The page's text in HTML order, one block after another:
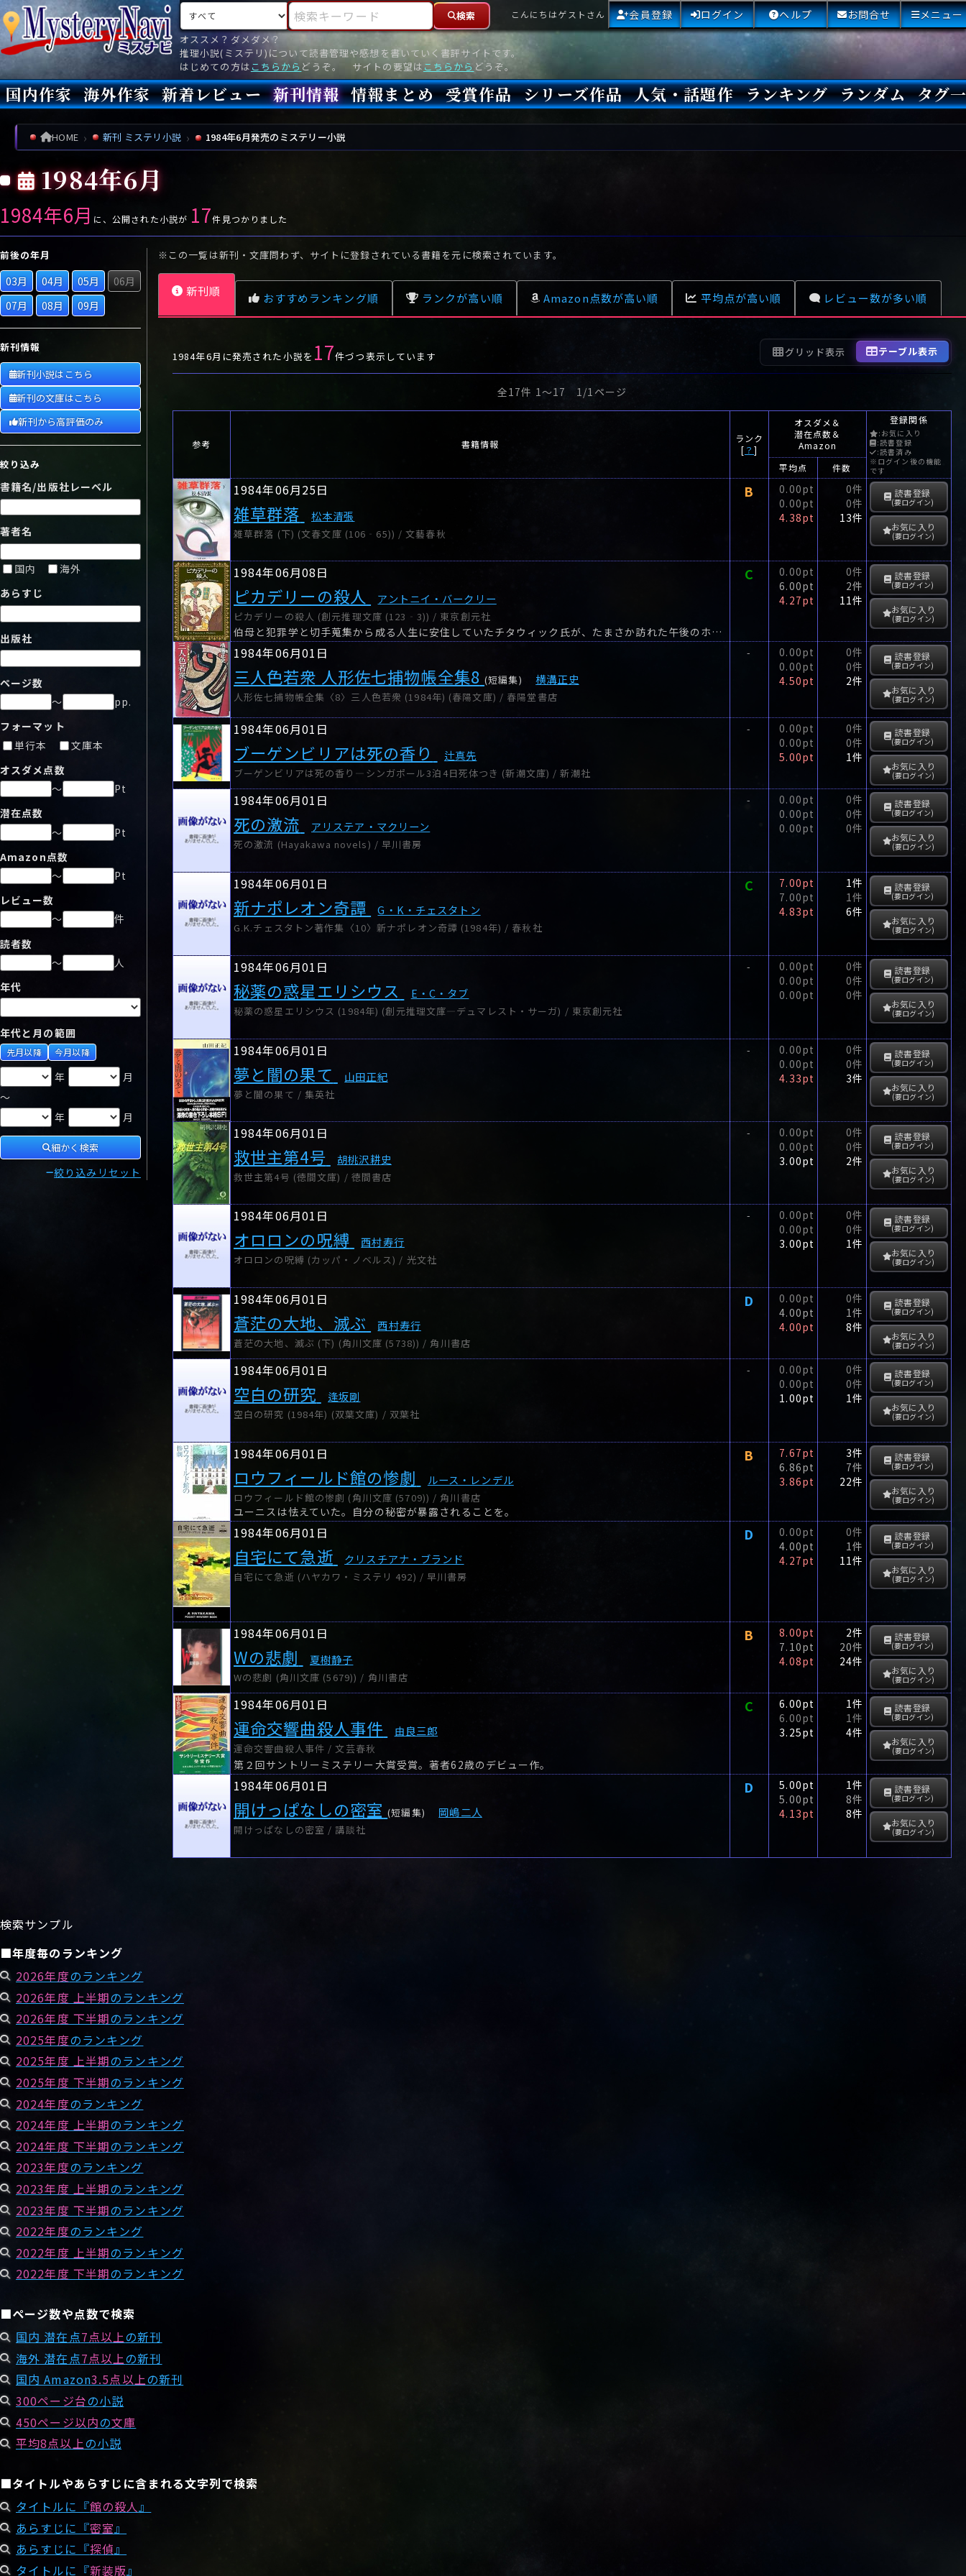
オススメ？ダメダメ？
推理小説(ミステリ)について読書管理や感想を書いていく書評サイトです。
はじめての方は こちらから どうぞ。 サイトの要望は こちらから どうぞ。
検索対象 検索キーワード
検索 こんにちはゲストさん 会員登録 ログイン ヘルプ お問合せ メニュー
国内作家
あ行 あ い う え
お
か行
か き く け
こ
さ行
さ し す せ
た行
た ち
な行
な に ぬ ね
の
は行
は ひ ふ
ま行
ま み む
も
や行
や ゆ
ら行
ろ
わ行
わ
海外作家
ア行 ア イ ウ エ
オ
カ行
カ キ ク ケ
コ
サ行
サ
ツ
ナ行
ナ ニ ヌ ネ
ノ
ハ行
ハ
マ行
マ ミ ム
モ
ヤ行
ヤ
リ ル レ
ロ
ワ行
ワ
新着レビュー 新刊情報
新刊情報
文庫新刊
新刊高評価
今月(8月)発売
先月(7月)発売
先々月(6月)発売
情報まとめ
『本格ミステリベスト』2026年版
『本格ミステリベスト』(海外)
『このミステリーがすごい!』2026年版
『このミステリーがすごい!』(海外)
『ミステリが読みたい!』2026年版
『ミステリが読みたい!』(海外)
『週刊文春ミステリーベスト10』2025年版
『週刊文春ミステリーベスト10』(海外)
本格ミステリ・エターナル300
本格ミステリ・ディケイド300
本格ミステリ・クロニクル300
ミステリー・リーグ
東西ミステリーベスト100 2012年版(国内)
東西ミステリーベスト100 2012年版(海外)
その他をもっとみる
受賞作品
日本推理作家協会賞
本格ミステリ大賞
鮎川哲也賞
横溝正史ミステリ大賞
江戸川乱歩賞
メフィスト賞
『このミステリーがすごい!』大賞
アンソニー賞(長編賞)
エドガー賞(MWA賞)
ゴールド・ダガー賞(CWA賞)
バリー賞(長編賞)
ガラスの鍵賞
その他をもっとみる
シリーズ作品 人気・話題作
本日
3日間
今週
今月
最近閲覧された小説
ランキング
国内総合ランキング
海外総合ランキング
Amazon国内作品高評価
Amazon海外作品高評価
国内作品高評価
海外作品高評価
閲覧回数
オススメ投票回数
読書した人が多い小説
サイトランク
Sランク
Aランク
Bランク
Cランク
Dランク
Eランク
Fランク
ランダム タグ
初心者におすすめ
クローズド・サー
本格ミステリ
青春ミステリ
学園ミステリ
日常の謎
SFミステリ
倒叙ミステリ
警察小説
映画化
ドラマ化
その他をもっとみ
HOME 新刊 ミステリ小説 1984年6月発売のミステリー小説
1984年6月
1984年6月 に、公開された小説が 17件見つかりました
前後の年月
03月 04月 05月
06月
07月
08月 09月
新刊情報
新刊小説はこちら
新刊の文庫はこちら
新刊から高評価のみ
絞り込み
書籍名/出版社レーベル
著者名
国内
海外
あらすじ
出版社
ページ数
～
pp.
フォーマット
単行本
文庫本
オスダメ点数
～
Pt
潜在点数
～
Pt
Amazon点数
～
Pt
レビュー数
～
件
読者数
～
人
年代
年代と月の範囲
先月以降 今月以降
年
月
～
年
月
細かく検索
絞り込みリセット
※この一覧は新刊・文庫問わず、サイトに登録されている書籍を元に検索されています。
新刊順 おすすめランキング順 ランクが高い順 Amazon点数が高い順 平均点が高い順 レビュー数が多い順
1984年6月に発売された小説を 17件づつ表示しています グリッド表示 テーブル表示
全17件 1〜17 1/1ページ
参考 書籍情報
ランク
[ ？]
オスダメ＆
潜在点数＆
Amazon
登録関係
:お気に入り
:読書登録
:読書済み
※ログイン後の機能
です
平均点 件数
1984年06月25日
雑草群落 松本清張
雑草群落 (下) (文春文庫 (106‐65)) / 文藝春秋
B
0.00pt
0.00pt
4.38pt
0件
0件
13件
読書登録
(要ログイン)
お気に入り
(要ログイン)
1984年06月08日
ピカデリーの殺人 アントニイ・バークリー
ピカデリーの殺人 (創元推理文庫 (123‐3)) / 東京創元社
伯母と犯罪学と切手蒐集から成る人生に安住していたチタウィック氏が、たまさか訪れた午後のホテルで毒殺の現場に遭遇する。
C
0.00pt
6.00pt
4.27pt
0件
2件
11件
読書登録
(要ログイン)
お気に入り
(要ログイン)
1984年06月01日
三人色若衆 人形佐七捕物帳全集8 (短編集) 横溝正史
人形佐七捕物帳全集〈8〉三人色若衆 (1984年) (春陽文庫) / 春陽堂書店
-
0.00pt
0.00pt
4.50pt
0件
0件
2件
読書登録
(要ログイン)
お気に入り
(要ログイン)
1984年06月01日
ブーゲンビリアは死の香り 辻真先
ブーゲンビリアは死の香り―シンガポール3泊4日死体つき (新潮文庫) / 新潮社
-
0.00pt
0.00pt
5.00pt
0件
0件
1件
読書登録
(要ログイン)
お気に入り
(要ログイン)
1984年06月01日
死の激流 アリステア・マクリーン
死の激流 (Hayakawa novels) / 早川書房
-
0.00pt
0.00pt
0.00pt
0件
0件
0件
読書登録
(要ログイン)
お気に入り
(要ログイン)
1984年06月01日
新ナポレオン奇譚 G・K・チェスタトン
G.K.チェスタトン著作集〈10〉新ナポレオン奇譚 (1984年) / 春秋社
C
7.00pt
7.00pt
4.83pt
1件
1件
6件
読書登録
(要ログイン)
お気に入り
(要ログイン)
1984年06月01日
秘薬の惑星エリシウス E・C・タブ
秘薬の惑星エリシウス (1984年) (創元推理文庫―デュマレスト・サーガ) / 東京創元社
-
0.00pt
0.00pt
0.00pt
0件
0件
0件
読書登録
(要ログイン)
お気に入り
(要ログイン)
1984年06月01日
夢と闇の果て 山田正紀
夢と闇の果て / 集英社
-
0.00pt
0.00pt
4.33pt
0件
0件
3件
読書登録
(要ログイン)
お気に入り
(要ログイン)
1984年06月01日
救世主第4号 胡桃沢耕史
救世主第4号 (徳間文庫) / 徳間書店
-
0.00pt
0.00pt
3.00pt
0件
0件
2件
読書登録
(要ログイン)
お気に入り
(要ログイン)
1984年06月01日
オロロンの呪縛 西村寿行
オロロンの呪縛 (カッパ・ノベルス) / 光文社
-
0.00pt
0.00pt
3.00pt
0件
0件
1件
読書登録
(要ログイン)
お気に入り
(要ログイン)
1984年06月01日
蒼茫の大地、滅ぶ 西村寿行
蒼茫の大地、滅ぶ (下) (角川文庫 (5738)) / 角川書店
D
0.00pt
4.00pt
4.00pt
0件
1件
8件
読書登録
(要ログイン)
お気に入り
(要ログイン)
1984年06月01日
空白の研究 逢坂剛
空白の研究 (1984年) (双葉文庫) / 双葉社
-
0.00pt
0.00pt
1.00pt
0件
0件
1件
読書登録
(要ログイン)
お気に入り
(要ログイン)
1984年06月01日
ロウフィールド館の惨劇 ルース・レンデル
ロウフィールド館の惨劇 (角川文庫 (5709)) / 角川書店
ユーニスは怯えていた。自分の秘密が暴露されることを。
B
7.67pt
6.86pt
3.86pt
3件
7件
22件
読書登録
(要ログイン)
お気に入り
(要ログイン)
1984年06月01日
自宅にて急逝 クリスチアナ・ブランド
自宅にて急逝 (ハヤカワ・ミステリ 492) / 早川書房
D
0.00pt
4.00pt
4.27pt
0件
1件
11件
読書登録
(要ログイン)
お気に入り
(要ログイン)
1984年06月01日
Wの悲劇 夏樹静子
Wの悲劇 (角川文庫 (5679)) / 角川書店
B
8.00pt
7.10pt
4.08pt
2件
20件
24件
読書登録
(要ログイン)
お気に入り
(要ログイン)
1984年06月01日
運命交響曲殺人事件 由良三郎
運命交響曲殺人事件 / 文芸春秋
第２回サントリーミステリー大賞受賞。著者62歳のデビュー作。
C
6.00pt
6.00pt
3.25pt
1件
1件
4件
読書登録
(要ログイン)
お気に入り
(要ログイン)
1984年06月01日
開けっぱなしの密室 (短編集) 岡嶋二人
開けっぱなしの密室 / 講談社
D
5.00pt
5.00pt
4.13pt
1件
8件
8件
読書登録
(要ログイン)
お気に入り
(要ログイン)
検索サンプル
■年度毎のランキング
2026年度のランキング
2026年度 上半期のランキング
2026年度 下半期のランキング
2025年度のランキング
2025年度 上半期のランキング
2025年度 下半期のランキング
2024年度のランキング
2024年度 上半期のランキング
2024年度 下半期のランキング
2023年度のランキング
2023年度 上半期のランキング
2023年度 下半期のランキング
2022年度のランキング
2022年度 上半期のランキング
2022年度 下半期のランキング
■ページ数や点数で検索
国内 潜在点7点以上の新刊
海外 潜在点7点以上の新刊
国内 Amazon3.5点以上の新刊
300ページ台の小説
450ページ以内の文庫
平均8点以上の小説
■タイトルやあらすじに含まれる文字列で検索
タイトルに『館の殺人』
あらすじに『密室』
あらすじに『探偵』
タイトルに『新装版』